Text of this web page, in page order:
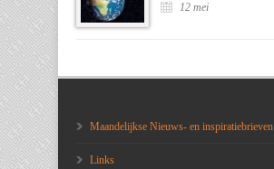
12 mei
Maandelijkse Nieuws- en inspiratiebrieven
Links